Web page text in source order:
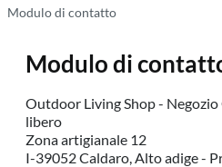
Modulo di contatto
Modulo di
Outdoor Living Shop - Negozio
libero
Zona artigianale 12
I-39052 Caldaro, Alto adige -